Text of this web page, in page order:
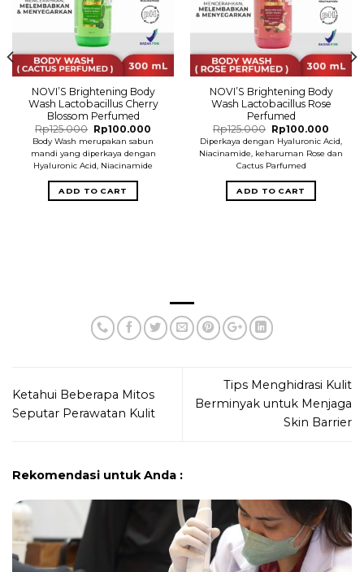
NOVI’S Brightening Body
Wash Lactobacillus Cherry
Blossom Perfumed
Rp125.000 Original
price
was:
Rp125.000.
Rp100.000Current
price
is:
Rp100.000.
Body Wash merupakan sabun
mandi yang diperkaya dengan
Hyaluronic Acid, Niacinamide
ADD TO CART
NOVI’S Brightening Body
Wash Lactobacillus Rose
Perfumed
Rp125.000 Original
price
was:
Rp125.000.
Rp100.000
price
is:
Diperkaya dengan Hyaluronic Acid,
Niacinamide, keharuman Rose dan
Cactus Parfumed
ADD TO CART
Ketahui Beberapa Mitos
Seputar Perawatan Kulit
Tips Menghidrasi Kulit
Berminyak untuk Menjaga
Skin Barrier
Rekomendasi untuk Anda :